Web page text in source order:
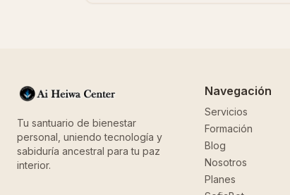
Tu santuario de bienestar
personal, uniendo tecnología y
sabiduría ancestral para tu paz
interior.
Navegación
Servicios
Formación
Blog
Nosotros
Planes